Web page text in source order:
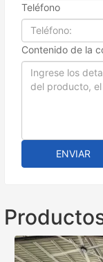
Teléfono
Contenido de la
ENVIAR